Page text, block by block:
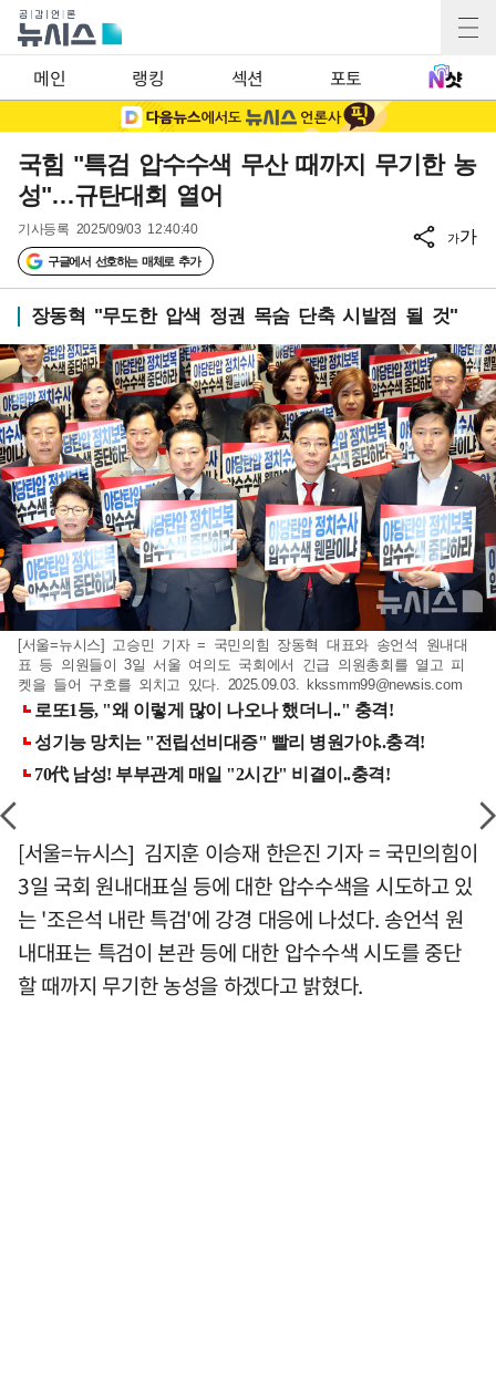
메인 랭킹 섹션 포토
국힘 "특검 압수수색 무산 때까지 무기한 농
성"…규탄대회 열어
기사등록 2025/09/03 12:40:40
구글에서 선호하는 매체로 추가
가가
장동혁 "무도한 압색 정권 목숨 단축 시발점 될 것"
[서울=뉴시스] 고승민 기자 = 국민의힘 장동혁 대표와 송언석 원내대
표 등 의원들이 3일 서울 여의도 국회에서 긴급 의원총회를 열고 피
켓을 들어 구호를 외치고 있다. 2025.09.03.
kkssmm99@newsis.com
[서울=뉴시스] 김지훈 이승재 한은진 기자 = 국민의힘이
3일 국회 원내대표실 등에 대한 압수수색을 시도하고 있
는 '조은석 내란 특검'에 강경 대응에 나섰다. 송언석 원
내대표는 특검이 본관 등에 대한 압수수색 시도를 중단
할 때까지 무기한 농성을 하겠다고 밝혔다.